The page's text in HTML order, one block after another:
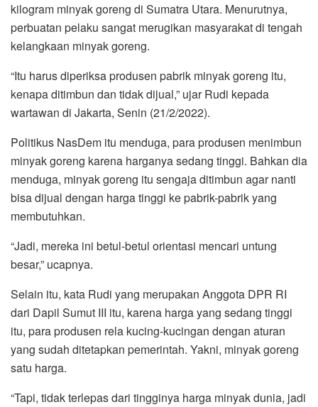
kilogram minyak goreng di Sumatra Utara. Menurutnya,
perbuatan pelaku sangat merugikan masyarakat di tengah
kelangkaan minyak goreng.
“Itu harus diperiksa produsen pabrik minyak goreng itu,
kenapa ditimbun dan tidak dijual,” ujar Rudi kepada
wartawan di Jakarta, Senin (21/2/2022).
Politikus NasDem itu menduga, para produsen menimbun
minyak goreng karena harganya sedang tinggi. Bahkan dia
menduga, minyak goreng itu sengaja ditimbun agar nanti
bisa dijual dengan harga tinggi ke pabrik-pabrik yang
membutuhkan.
“Jadi, mereka ini betul-betul orientasi mencari untung
besar,” ucapnya.
Selain itu, kata Rudi yang merupakan Anggota DPR RI
dari Dapil Sumut III itu, karena harga yang sedang tinggi
itu, para produsen rela kucing-kucingan dengan aturan
yang sudah ditetapkan pemerintah. Yakni, minyak goreng
satu harga.
“Tapi, tidak terlepas dari tingginya harga minyak dunia, jadi